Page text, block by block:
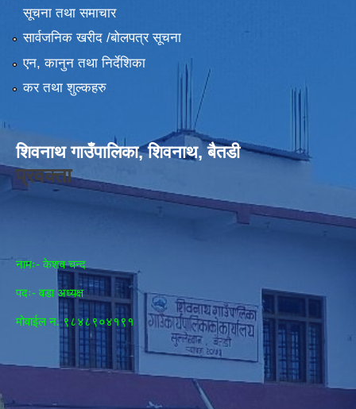
सूचना तथा समाचार
सार्वजनिक खरीद /बोलपत्र सूचना
एन, कानुन तथा निर्देशिका
कर तथा शुल्कहरु
शिवनाथ गाउँपालिका, शिवनाथ, बैतडी
प्रवक्ता
नामः- केशव चन्द
पदः- वडा अध्यक्ष
मोवाईल न‌. ९८४८९०४१९१